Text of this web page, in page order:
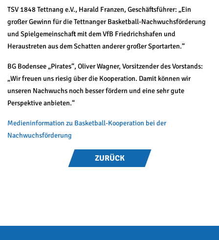
TSV 1848 Tettnang e.V., Harald Franzen, Geschäftsführer: „Ein
großer Gewinn für die Tettnanger Basketball-Nachwuchsförderung
und Spielgemeinschaft mit dem VfB Friedrichshafen und
Heraustreten aus dem Schatten anderer großer Sportarten.“
BG Bodensee „Pirates“, Oliver Wagner, Vorsitzender des Vorstands:
„Wir freuen uns riesig über die Kooperation. Damit können wir
unseren Nachwuchs noch besser fördern und eine sehr gute
Perspektive anbieten.“
Medieninformation zu Basketball-Kooperation bei der
Nachwuchsförderung
ZURÜCK